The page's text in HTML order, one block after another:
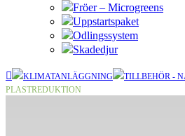
Fröer – Microgreens
Uppstartspaket
Odlingssystem
Skadedjur
KLIMATANLÄGGNING
TILLBEHÖR -
PLASTREDUKTION